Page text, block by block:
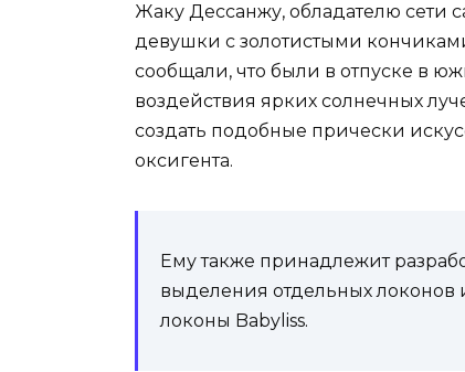
Жаку Дессанжу, обладателю сети
девушки с золотистыми
сообщали, что были в отпуске в
воздействия ярких солнечных
создать подобные прически
оксигента.
Ему также принадлежит
выделения отдельных
локоны Babyliss.